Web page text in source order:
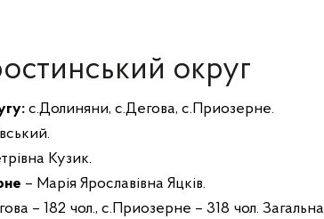
округ
c.Долиняни, с.Дегова, с.Приозерне.
Кузик.
– Марія Ярославівна Яцків.
– 182 чол., с.Приозерне – 318 чол. Загальна